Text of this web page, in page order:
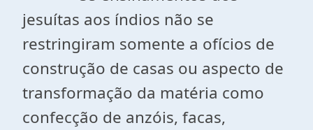
jesuítas aos índios não se
restringiram somente a ofícios de
construção de casas ou aspecto de
transformação da matéria como
confecção de anzóis, facas,